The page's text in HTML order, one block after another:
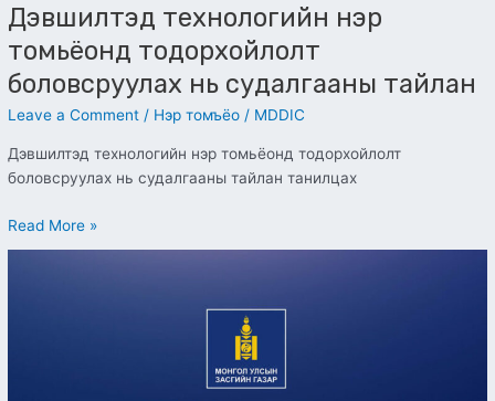
Дэвшилтэд технологийн нэр
томьёонд тодорхойлолт
боловсруулах нь судалгааны тайлан
Leave a Comment / Нэр томъёо / MDDIC
Дэвшилтэд технологийн нэр томьёонд тодорхойлолт
боловсруулах нь судалгааны тайлан танилцах
Дэвшилтэд
технологийн
нэр
томьёонд
тодорхойлолт
нь
судалгааны
Read More »